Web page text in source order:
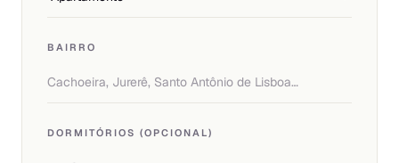
BAIRRO
DORMITÓRIOS (OPCIONAL)